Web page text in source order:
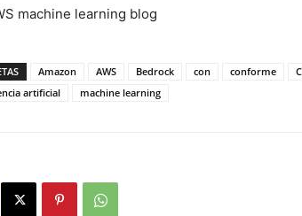
machine learning blog
Amazon AWS Bedrock con conforme
artificial
machine learning